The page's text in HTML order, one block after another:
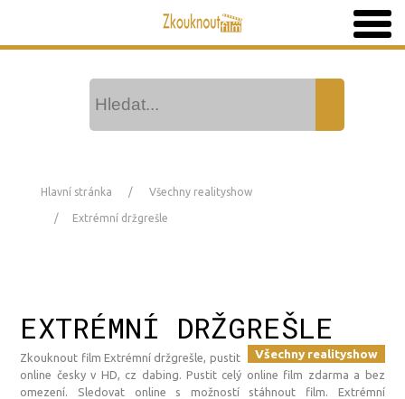
Hlavní stránka Všechny realityshow
Extrémní držgrešle
EXTRÉMNÍ DRŽGREŠLE
Všechny realityshow
Zkouknout film Extrémní držgrešle, pustit
online česky v HD, cz dabing. Pustit celý online film zdarma a bez
omezení. Sledovat online s možností stáhnout film. Extrémní